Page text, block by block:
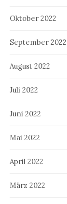
Oktober 2022
September 2022
August 2022
Juli 2022
Juni 2022
Mai 2022
April 2022
März 2022